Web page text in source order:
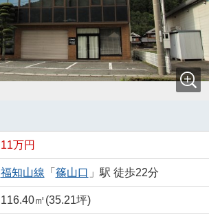
11万円
福知山線 「 篠山口 」駅 徒歩22分
116.40㎡(35.21坪)